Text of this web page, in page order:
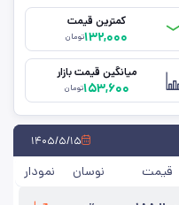
کمترین قیمت
۱۳۲,۰۰۰تومان
میانگین قیمت بازار
۱۵۳,۶۰۰تومان
۱۴۰۵/۵/۱۵
قیمت نوسان نمودار